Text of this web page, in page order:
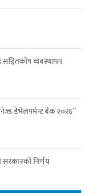
सञ्चितकोष व्यवस्थापन
डेभेलपमेन्ट बैंक २०२६”
सरकारको निर्णय